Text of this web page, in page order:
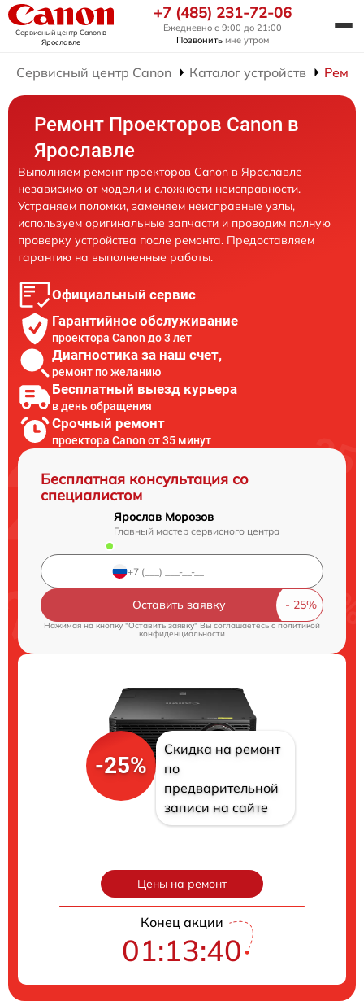
Сервисный центр Canonв
Ярославле
+7 (485) 231-72-06
Ежедневно с 9:00 до 21:00
Позвонить мне утром
Сервисный центр Canon Каталог устройств
Ремонт Проекторов Canon в
Ярославле
Выполняем ремонт проекторов Canon в Ярославле
независимо от модели и сложности неисправности.
Устраняем поломки, заменяем неисправные узлы,
используем оригинальные запчасти и проводим полную
проверку устройства после ремонта. Предоставляем
гарантию на выполненные работы.
Официальный сервис
Гарантийное обслуживание
проектора Canon до 3 лет
Диагностика за наш счет,
ремонт по желанию
Бесплатный выезд курьера
в день обращения
Срочный ремонт
проектора Canon от 35 минут
Бесплатная консультация со
специалистом
Ярослав Морозов
Главный мастер сервисного центра
Оставить заявку
Нажимая на кнопку "Оставить заявку" Вы соглашаетесь cполитикой
конфиденциальности
-25%
Скидка на ремонт
по
предварительной
записи на сайте
Цены на ремонт
Конец акции
01:13:39